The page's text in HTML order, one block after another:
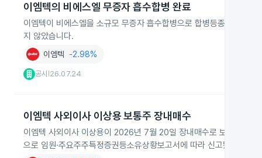
이엠텍의 비에스엘 무증자 흡수합병 완료
이엠텍이 비에스엘을 소규모 무증자 흡수합병으로 합병등종료보고
지 않았습니다.
이엠텍 -2.98%
공시 26.07.24
이엠텍 사외이사 이상용 보통주 장내매수
이엠텍 사외이사 이상용이 2026년 7월 20일 장내매수로 보통주
으로 임원·주요주주특정증권등소유상황보고서에 따라 신고됐습니다.